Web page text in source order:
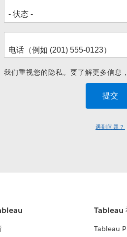
我们重视您的隐私。要了解更多信息
遇到问题？
Tableau
Tableau